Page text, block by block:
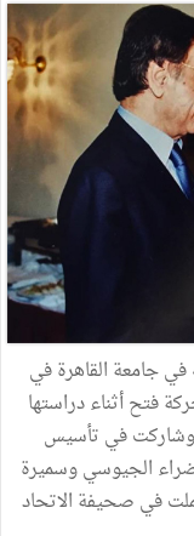
في جامعة القاهرة في
فتح أثناء دراستها
وشاركت في تأسيس
الجيوسي وسميرة
في صحيفة الاتحاد